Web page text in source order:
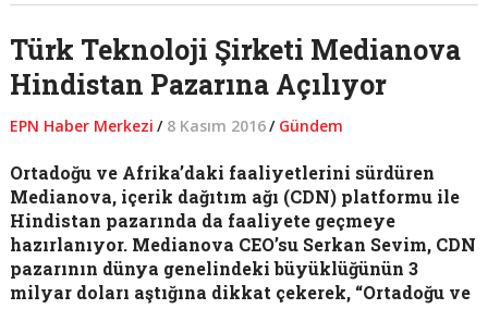
Türk Teknoloji Şirketi Medianova
Hindistan Pazarına Açılıyor
EPN Haber Merkezi / 8 Kasım 2016/ Gündem
Ortadoğu ve Afrika’daki faaliyetlerini sürdüren
Medianova, içerik dağıtım ağı (CDN) platformu ile
Hindistan pazarında da faaliyete geçmeye
hazırlanıyor. Medianova CEO’su Serkan Sevim, CDN
pazarının dünya genelindeki büyüklüğünün 3
milyar doları aştığına dikkat çekerek, “Ortadoğu ve